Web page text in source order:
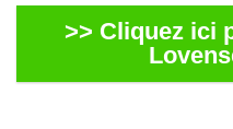
>> Cliquez ici